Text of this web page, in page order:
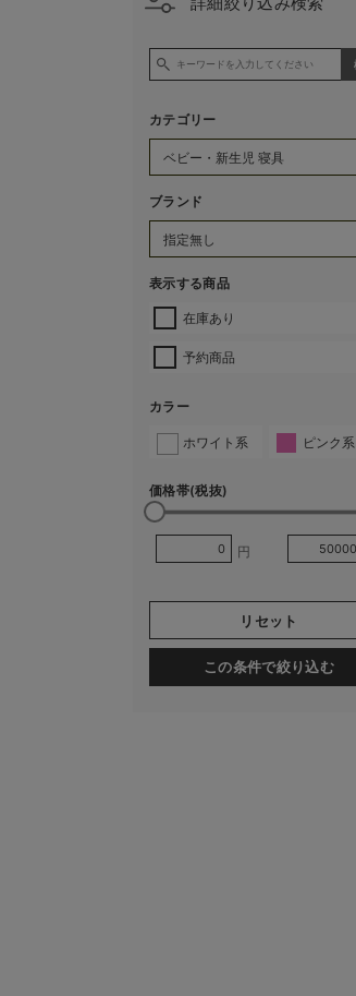
カテゴリー
ブランド
表示する商品
在庫あり
予約商品
カラー
ホワイト系 ピンク系
価格帯(税抜)
円
リセット
この条件で絞り込む